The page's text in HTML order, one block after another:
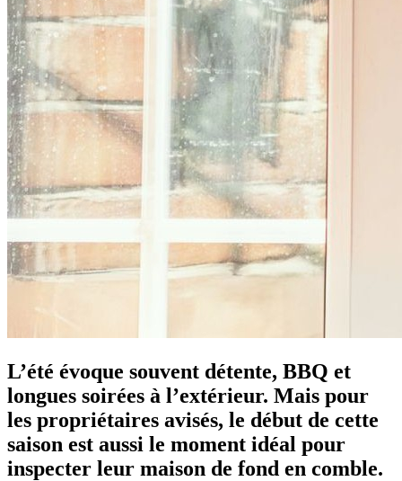
L’été évoque souvent détente, BBQ et
longues soirées à l’extérieur. Mais pour
les propriétaires avisés, le début de cette
saison est aussi le moment idéal pour
inspecter leur maison de fond en comble.